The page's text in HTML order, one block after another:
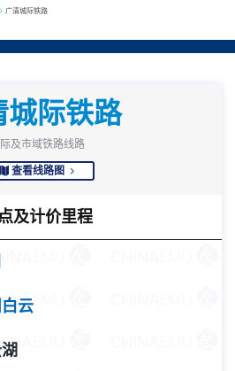
广清城际铁路
城际铁路
及市域铁路线路
查看线路图
及计价里程
云